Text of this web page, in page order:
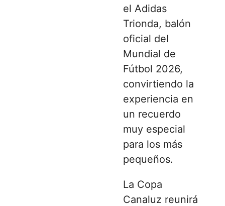
el Adidas
Trionda, balón
oficial del
Mundial de
Fútbol 2026,
convirtiendo la
experiencia en
un recuerdo
muy especial
para los más
pequeños.
La Copa
Canaluz reunirá